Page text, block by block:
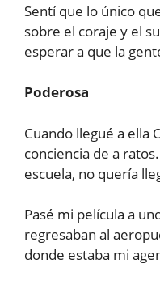
Sentí que lo único
sobre el coraje y el
esperar a que la
Poderosa
Cuando llegué a ella
conciencia de a
escuela, no quería
Pasé mi película a
regresaban al
donde estaba mi